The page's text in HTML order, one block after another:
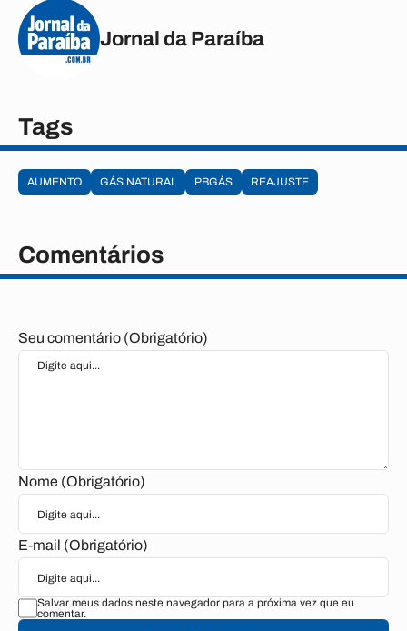
Jornal da Paraíba
Tags
AUMENTO GÁS NATURAL PBGÁS REAJUSTE
Comentários
Seu comentário (Obrigatório)
Nome (Obrigatório)
E-mail (Obrigatório)
Salvar meus dados neste navegador para a próxima vez que eu
comentar.